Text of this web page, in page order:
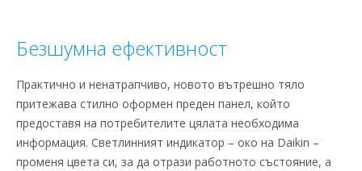
Безшумна ефективност
Практично и ненатрапчиво, новото вътрешно тяло
притежава стилно оформен преден панел, който
предоставя на потребителите цялата необходима
информация. Светлинният индикатор – око на Daikin –
променя цвета си, за да отрази работното състояние, а